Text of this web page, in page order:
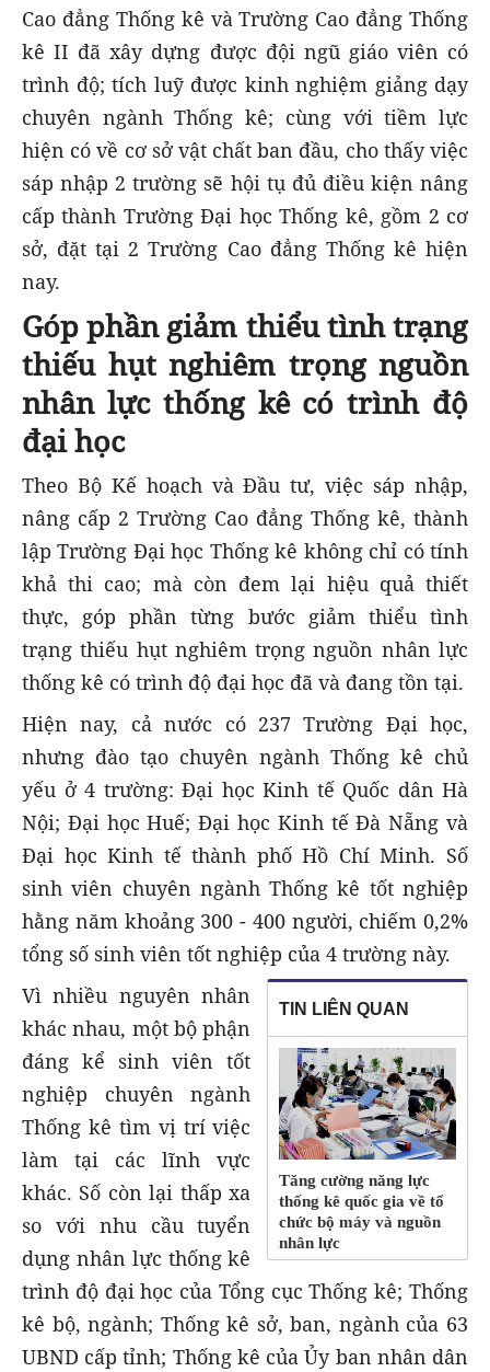
Cao đẳng Thống kê và Trường Cao đẳng Thống
kê II đã xây dựng được đội ngũ giáo viên có
trình độ; tích luỹ được kinh nghiệm giảng dạy
chuyên ngành Thống kê; cùng với tiềm lực
hiện có về cơ sở vật chất ban đầu, cho thấy việc
sáp nhập 2 trường sẽ hội tụ đủ điều kiện nâng
cấp thành Trường Đại học Thống kê, gồm 2 cơ
sở, đặt tại 2 Trường Cao đẳng Thống kê hiện
nay.
Góp phần giảm thiểu tình trạng
thiếu hụt nghiêm trọng nguồn
nhân lực thống kê có trình độ
đại học
Theo Bộ Kế hoạch và Đầu tư, việc sáp nhập,
nâng cấp 2 Trường Cao đẳng Thống kê, thành
lập Trường Đại học Thống kê không chỉ có tính
khả thi cao; mà còn đem lại hiệu quả thiết
thực, góp phần từng bước giảm thiểu tình
trạng thiếu hụt nghiêm trọng nguồn nhân lực
thống kê có trình độ đại học đã và đang tồn tại.
Hiện nay, cả nước có 237 Trường Đại học,
nhưng đào tạo chuyên ngành Thống kê chủ
yếu ở 4 trường: Đại học Kinh tế Quốc dân Hà
Nội; Đại học Huế; Đại học Kinh tế Đà Nẵng và
Đại học Kinh tế thành phố Hồ Chí Minh. Số
sinh viên chuyên ngành Thống kê tốt nghiệp
hằng năm khoảng 300 - 400 người, chiếm 0,2%
tổng số sinh viên tốt nghiệp của 4 trường này.
TIN LIÊN QUAN
Tăng cường năng lực
thống kê quốc gia về tổ
chức bộ máy và nguồn
nhân lực
Vì nhiều nguyên nhân
khác nhau, một bộ phận
đáng kể sinh viên tốt
nghiệp chuyên ngành
Thống kê tìm vị trí việc
làm tại các lĩnh vực
khác. Số còn lại thấp xa
so với nhu cầu tuyển
dụng nhân lực thống kê
trình độ đại học của Tổng cục Thống kê; Thống
kê bộ, ngành; Thống kê sở, ban, ngành của 63
UBND cấp tỉnh; Thống kê của Ủy ban nhân dân